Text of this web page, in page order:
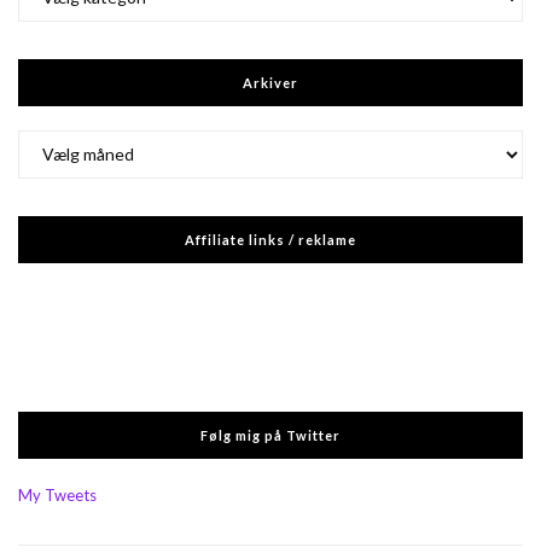
Arkiver
Affiliate links / reklame
Følg mig på Twitter
My Tweets